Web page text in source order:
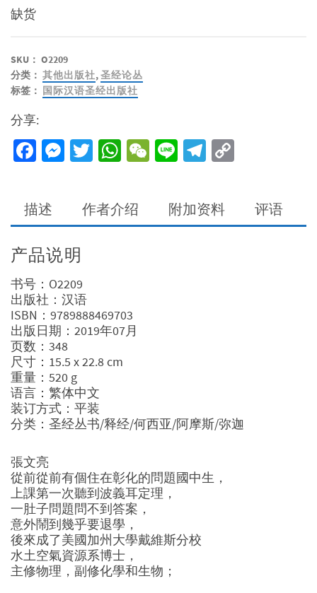
缺货
SKU： O2209
分类： 其他出版社,圣经论丛
标签： 国际汉语圣经出版社
分享:
Facebook
Messenger
Twitter
WhatsApp
WeChat
LineTelegram
描述 作者介绍 附加资料 评语
产品说明
书号：O2209
出版社：汉语
ISBN：9789888469703
出版日期：2019年07月
页数：348
尺寸：15.5 x 22.8 cm
重量：520 g
语言：繁体中文
装订方式：平装
分类：圣经丛书/释经/何西亚/阿摩斯/弥迦
張文亮
從前從前有個住在彰化的問題國中生，
上課第一次聽到波義耳定理，
一肚子問題問不到答案，
意外鬧到幾乎要退學，
後來成了美國加州大學戴維斯分校
水土空氣資源系博士，
主修物理，副修化學和生物；